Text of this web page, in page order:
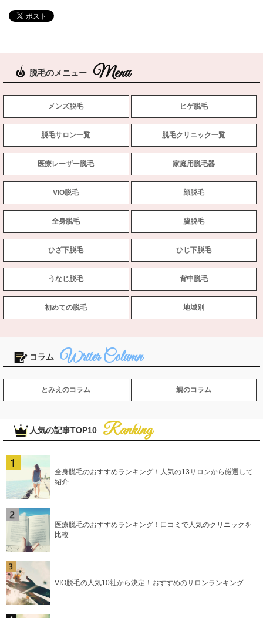
脱毛のメニュー
メンズ脱毛 ヒゲ脱毛
脱毛サロン一覧 脱毛クリニック一覧
医療レーザー脱毛 家庭用脱毛器
VIO脱毛 顔脱毛
全身脱毛 脇脱毛
ひざ下脱毛 ひじ下脱毛
うなじ脱毛 背中脱毛
初めての脱毛 地域別
コラム
とみえのコラム 鯛のコラム
人気の記事TOP10
全身脱毛のおすすめランキング！人気の13サロンから厳選して
紹介
医療脱毛のおすすめランキング！口コミで人気のクリニックを
比較
VIO脱毛の人気10社から決定！おすすめのサロンランキング